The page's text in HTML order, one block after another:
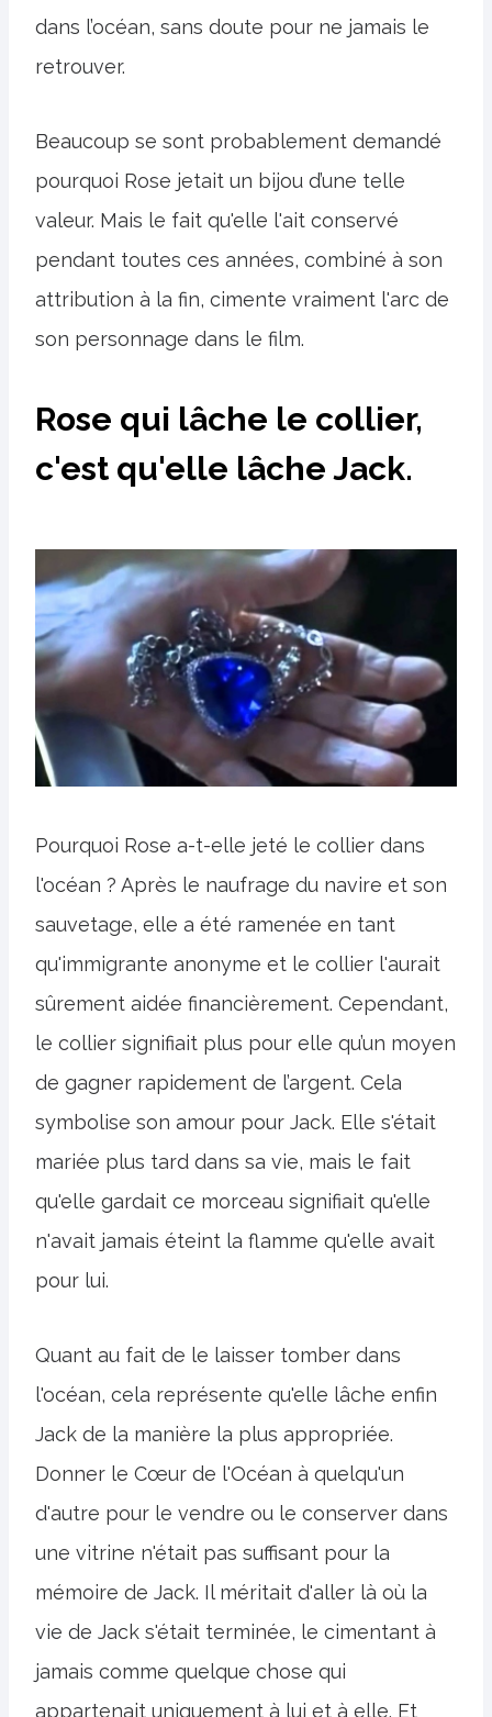
dans l’océan, sans doute pour ne jamais le
retrouver.
Beaucoup se sont probablement demandé
pourquoi Rose jetait un bijou d’une telle
valeur. Mais le fait qu'elle l'ait conservé
pendant toutes ces années, combiné à son
attribution à la fin, cimente vraiment l'arc de
son personnage dans le film.
Rose qui lâche le collier,
c'est qu'elle lâche Jack.
Pourquoi Rose a-t-elle jeté le collier dans
l'océan ? Après le naufrage du navire et son
sauvetage, elle a été ramenée en tant
qu'immigrante anonyme et le collier l'aurait
sûrement aidée financièrement. Cependant,
le collier signifiait plus pour elle qu’un moyen
de gagner rapidement de l’argent. Cela
symbolise son amour pour Jack. Elle s'était
mariée plus tard dans sa vie, mais le fait
qu'elle gardait ce morceau signifiait qu'elle
n'avait jamais éteint la flamme qu'elle avait
pour lui.
Quant au fait de le laisser tomber dans
l'océan, cela représente qu'elle lâche enfin
Jack de la manière la plus appropriée.
Donner le Cœur de l'Océan à quelqu'un
d'autre pour le vendre ou le conserver dans
une vitrine n'était pas suffisant pour la
mémoire de Jack. Il méritait d'aller là où la
vie de Jack s'était terminée, le cimentant à
jamais comme quelque chose qui
appartenait uniquement à lui et à elle. Et